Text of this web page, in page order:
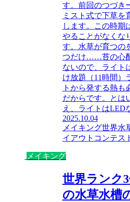
す。前回のつづき
ミスト式で下草を
します。この時期
やることがなくな
す。水草が育つの
つだけ……苔の心
ないので、ライト
け放題（11時間）
トから発する熱も
だからです。とは
え、ライトはLED
2025.10.04
メイキング世界水
イアウトコンテス
メイキング
世界ランク
の水草水槽